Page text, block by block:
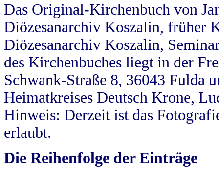
Das Original-Kirchenbuch von
Diözesanarchiv Koszalin, früher
Diözesanarchiv Koszalin,
des Kirchenbuches liegt in der
Schwank-Straße 8, 36043 Fulda
Heimatkreises Deutsch Krone,
Hinweis: Derzeit ist das
erlaubt.
Die Reihenfolge der Einträge